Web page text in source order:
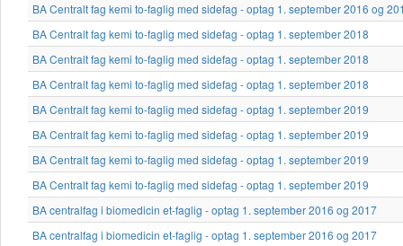
BA Centralt fag kemi to-faglig med sidefag - optag 1. september 2016 og
BA Centralt fag kemi to-faglig med sidefag - optag 1. september 2018
BA Centralt fag kemi to-faglig med sidefag - optag 1. september 2018
BA Centralt fag kemi to-faglig med sidefag - optag 1. september 2018
BA Centralt fag kemi to-faglig med sidefag - optag 1. september 2019
BA Centralt fag kemi to-faglig med sidefag - optag 1. september 2019
BA Centralt fag kemi to-faglig med sidefag - optag 1. september 2019
BA Centralt fag kemi to-faglig med sidefag - optag 1. september 2019
BA centralfag i biomedicin et-faglig - optag 1. september 2016 og 2017
BA centralfag i biomedicin et-faglig - optag 1. september 2016 og 2017